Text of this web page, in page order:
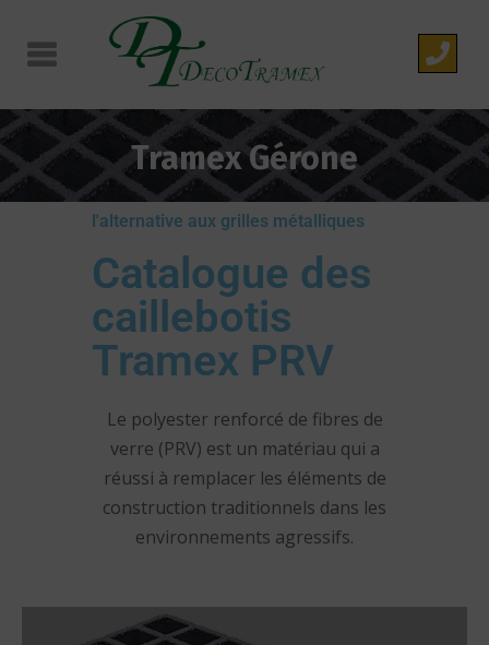
Tramex Gérone
l'alternative aux grilles métalliques
Catalogue des
caillebotis
Tramex PRV
Le polyester renforcé de fibres de
verre (PRV) est un matériau qui a
réussi à remplacer les éléments de
construction traditionnels dans les
environnements agressifs.